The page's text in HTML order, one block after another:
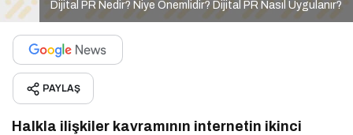
Dijital PR Nedir? Niye Önemlidir? Dijital PR Nasıl Uygulanır?
PAYLAŞ
Halkla ilişkiler kavramının internetin ikinci